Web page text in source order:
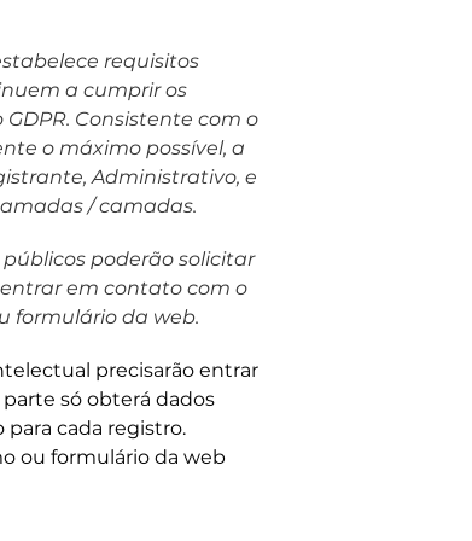
requisitos
a cumprir os
Consistente com o
o máximo possível, a
Administrativo, e
/ camadas.
poderão solicitar
em contato com o
formulário da web.
precisarão entrar
só obterá dados
cada registro.
ou formulário da web